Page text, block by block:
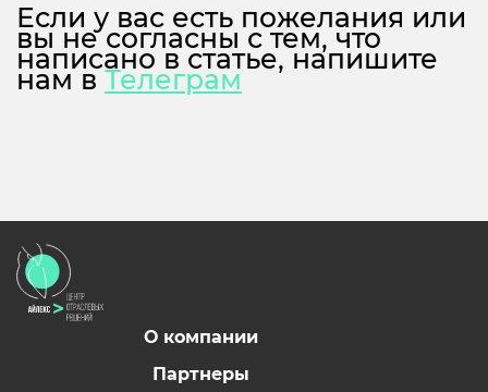
Если у вас есть пожелания или
вы не согласны с тем, что
написано в статье, напишите
нам вТелеграм
О компании
Партнеры